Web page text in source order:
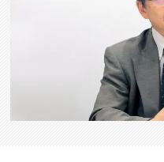
クリエイター求人を探す
CREATIVE JOB求人検索
採用説明会